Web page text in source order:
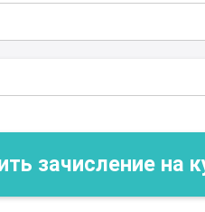
зачисление на